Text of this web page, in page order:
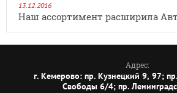
13.12.2016
Наш ассортимент расширила
Адрес:
г. Кемерово: пр. Кузнецкий 9, 97;
Свободы 6/4; пр.